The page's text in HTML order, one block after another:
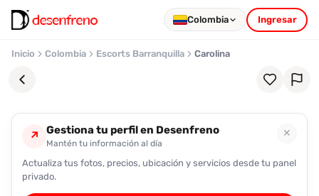
Colombia Ingresar
Inicio Colombia Escorts Barranquilla Carolina
Favoritos
↗ Gestiona tu perfil en Desenfreno
Mantén tu información al día
✕
Actualiza tus fotos, precios, ubicación y servicios desde tu panel
privado.